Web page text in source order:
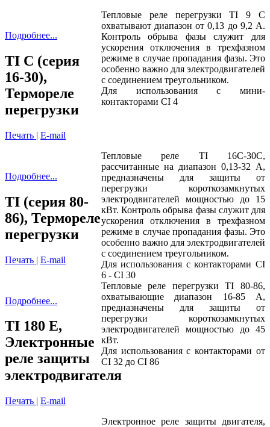
Тепловые реле перегрузки TI 9 C
охватывают диапазон от 0,13 до 9,2 A.
Контроль обрыва фазы служит для
ускорения отключения в трехфазном
режиме в случае пропадания фазы. Это
особенно важно для электродвигателей
с соединением треугольником.
Для использования с мини-
контакторами CI 4
Подробнее...
TI C (серия
16-30),
Термореле
перегрузки
Печать | E-mail
Тепловые реле TI 16C-30C,
рассчитанные на диапазон 0,13-32 A,
предназначены для защиты от
перегрузки короткозамкнутых
электродвигателей мощностью до 15
кВт. Контроль обрыва фазы служит для
ускорения отключения в трехфазном
режиме в случае пропадания фазы. Это
особенно важно для электродвигателей
с соединением треугольником.
Для использования с контакторами CI
6 - CI 30
Подробнее...
TI (серия 80-
86), Термореле
перегрузки
Печать | E-mail
Тепловые реле перегрузки TI 80-86,
охватывающие диапазон 16-85 A,
предназначены для защиты от
перегрузки короткозамкнутых
электродвигателей мощностью до 45
кВт.
Для использования с контакторами от
CI 32 до CI 86
Подробнее...
TI 180 E,
Электронные
реле защиты
электродвигателя
Печать | E-mail
Электронное реле защиты двигателя,